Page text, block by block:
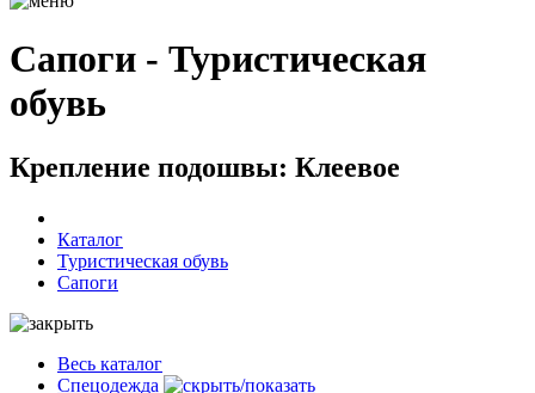
Сапоги - Туристическая
обувь
Крепление подошвы: Клеевое
Каталог
Туристическая обувь
Сапоги
Весь каталог
Спецодежда